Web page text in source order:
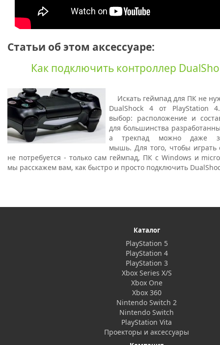
Статьи об этом аксессуаре:
Как подключить контроллер
Искать геймпад для ПК не
DualShock 4 от PlayStation
выбор: расположение и
для большинства
а трекпад можно даже
мышь. Для того, чтобы играть
не потребуется - только сам геймпад, ПК с Windows и
мы расскажем вам, как быстро и просто подключить
Каталог
PlayStation 5
PlayStation 4
PlayStation 3
Xbox Series X/S
Xbox One
Xbox 360
Nintendo Switch 2
Nintendo Switch
PlayStation Vita
Проекторы и аксессуары